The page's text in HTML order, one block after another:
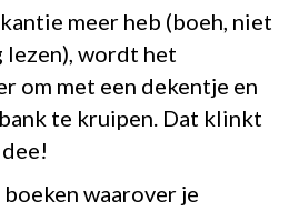
meer heb (boeh, niet
lezen), wordt het
om met een dekentje en
te kruipen. Dat klinkt
waarover je